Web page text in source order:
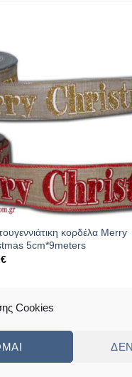
Cookies
κορδέλα Merry
5cm*9meters
€